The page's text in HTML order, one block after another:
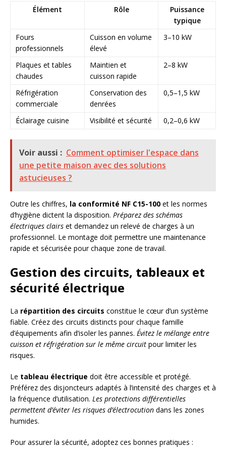
Élément Rôle
Puissance
typique
Fours
professionnels
Cuisson en volume
élevé
3–10 kW
Plaques et tables
chaudes
Maintien et
cuisson rapide
2–8 kW
Réfrigération
commerciale
Conservation des
denrées
0,5–1,5 kW
Éclairage cuisine Visibilité et sécurité 0,2–0,6 kW
Voir aussi : Comment optimiser l'espace dans
une petite maison avec des solutions
astucieuses ?
Outre les chiffres, la conformité NF C15-100 et les normes
d’hygiène dictent la disposition. Préparez des schémas
électriques clairs et demandez un relevé de charges à un
professionnel. Le montage doit permettre une maintenance
rapide et sécurisée pour chaque zone de travail.
Gestion des circuits, tableaux et
sécurité électrique
La répartition des circuits constitue le cœur d’un système
fiable. Créez des circuits distincts pour chaque famille
d’équipements afin d’isoler les pannes. Évitez le mélange entre
cuisson et réfrigération sur le même circuit pour limiter les
risques.
Le tableau électrique doit être accessible et protégé.
Préférez des disjoncteurs adaptés à l’intensité des charges et à
la fréquence d’utilisation. Les protections différentielles
permettent d’éviter les risques d’électrocution dans les zones
humides.
Pour assurer la sécurité, adoptez ces bonnes pratiques :